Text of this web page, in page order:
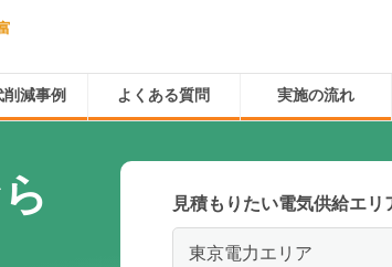
削減事例 よくある質問 実施の流れ
見積もりたい電気供給エリ